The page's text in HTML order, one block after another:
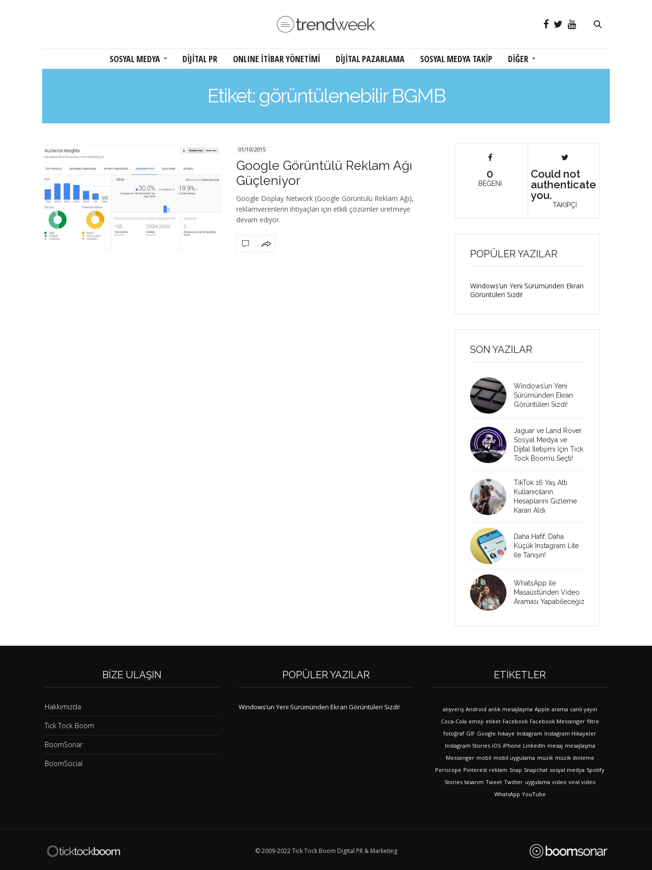
SOSYAL MEDYA DİJİTAL PR ONLINE İTİBAR YÖNETİMİ DİJİTAL PAZARLAMA SOSYAL MEDYA TAKİP DİĞER
Etiket: görüntülenebilir BGMB
01/10/2015
Google Görüntülü Reklam Ağı
Güçleniyor
Google Display Network (Google Görüntülü Reklam Ağı),
reklamverenlerin ihtiyaçları için etkili çözümler üretmeye
devam ediyor.
0
BEĞENİ
Could not
authenticate
you.
TAKİPÇİ
POPÜLER YAZILAR
Windows’un Yeni Sürümünden Ekran
Görüntüleri Sızdı!
SON YAZILAR
Windows’un Yeni
Sürümünden Ekran
Görüntüleri Sızdı!
Jaguar ve Land Rover,
Sosyal Medya ve
Dijital İletişimi İçin Tick
Tock Boom’u Seçti!
TikTok 16 Yaş Altı
Kullanıcıların
Hesaplarını Gizleme
Kararı Aldı
Daha Hafif, Daha
Küçük Instagram Lite
ile Tanışın!
WhatsApp ile
Masaüstünden Video
Araması Yapabileceğiz
BIZE ULAŞIN
Hakkımızda
Tick Tock Boom
BoomSonar
BoomSocial
POPÜLER YAZILAR
Windows’un Yeni Sürümünden Ekran Görüntüleri Sızdı!
ETIKETLER
alışveriş Android anlık mesajlaşma Apple arama canlı yayın
Coca-Cola emoji etiket Facebook Facebook Messenger filtre
fotoğraf GIF Google hikaye Instagram Instagram Hikayeler
Instagram Stories iOS iPhone LinkedIn mesaj mesajlaşma
Messenger mobil mobil uygulama müzik müzik dinleme
Periscope Pinterest reklam Snap Snapchat sosyal medya Spotify
Stories tasarım Tweet Twitter uygulama video viral video
WhatsApp YouTube
© 2009-2022 Tick Tock Boom Digital PR & Marketing